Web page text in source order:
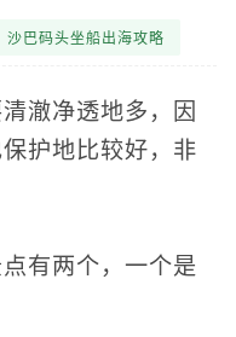
沙巴码头坐船出海攻略
澈净透地多，因
护地比较好，非
有两个，一个是